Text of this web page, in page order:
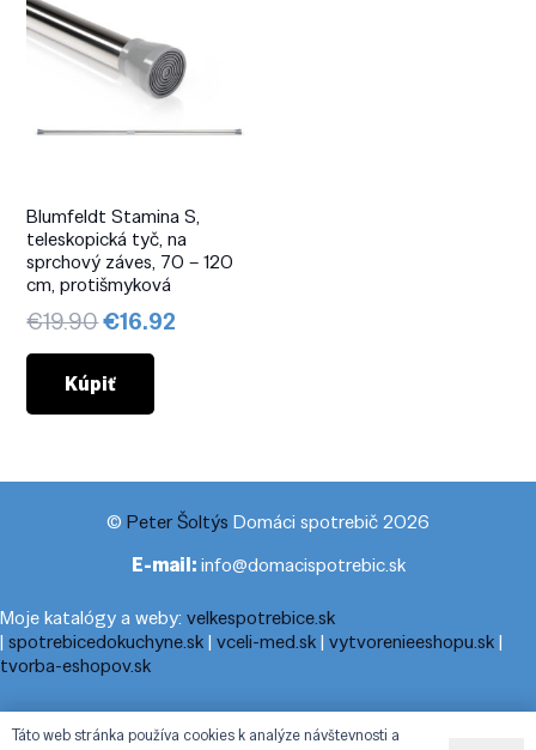
Blumfeldt Stamina S,
teleskopická tyč, na
sprchový záves, 70 – 120
cm, protišmyková
€19.90Pôvodná
cena
bola:
€19.90.
€16.92
Kúpiť
© Peter Šoltýs Domáci spotrebič 2026
E-mail:info@domacispotrebic.sk
Moje katalógy a weby: velkespotrebice.sk
| spotrebicedokuchyne.sk| vceli-med.sk| vytvorenieeshopu.sk|
tvorba-eshopov.sk
Moje blogy:cestovnyporiadok.eu|pracanadoma.net|telefonny-
zoznam-podla-cisla.sk |praca-z-domu-na-pc.sk|dnesny-
Táto web stránka používa cookies k analýze návštevnosti a